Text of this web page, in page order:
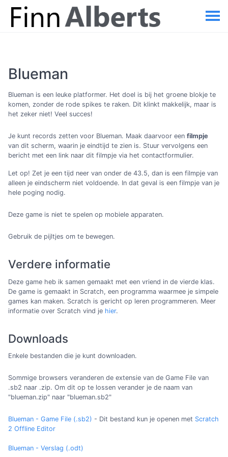
Blueman
Blueman is een leuke platformer. Het doel is bij het groene blokje te
komen, zonder de rode spikes te raken. Dit klinkt makkelijk, maar is
het zeker niet! Veel succes!
Je kunt records zetten voor Blueman. Maak daarvoor een filmpje
van dit scherm, waarin je eindtijd te zien is. Stuur vervolgens een
bericht met een link naar dit filmpje via het contactformulier.
Let op! Zet je een tijd neer van onder de 43.5, dan is een filmpje van
alleen je eindscherm niet voldoende. In dat geval is een filmpje van je
hele poging nodig.
Deze game is niet te spelen op mobiele apparaten.
Gebruik de pijltjes om te bewegen.
Verdere informatie
Deze game heb ik samen gemaakt met een vriend in de vierde klas.
De game is gemaakt in Scratch, een programma waarmee je simpele
games kan maken. Scratch is gericht op leren programmeren. Meer
informatie over Scratch vind je hier.
Downloads
Enkele bestanden die je kunt downloaden.
Sommige browsers veranderen de extensie van de Game File van
.sb2 naar .zip. Om dit op te lossen verander je de naam van
"blueman.zip" naar "blueman.sb2"
Blueman - Game File (.sb2) - Dit bestand kun je openen met Scratch
2 Offline Editor
Blueman - Verslag (.odt)